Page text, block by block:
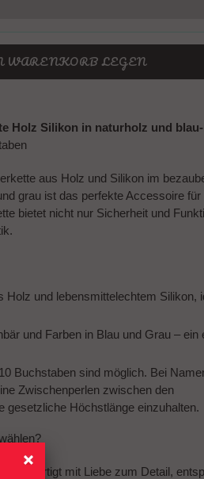
WARENKORB LEGEN
Holz Silikon in naturholz und blau-
aus Holz und Silikon im
grau ist das perfekte Accessoire für
bietet nicht nur Sicherheit und
Holz und lebensmittelechtem Silikon,
und Farben in Blau und Grau – ein
Buchstaben sind möglich. Bei
Zwischenperlen zwischen den
gesetzliche Höchstlänge einzuhalten.
mit Liebe zum Detail,